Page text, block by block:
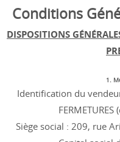
Conditions
DISPOSITIONS
1.
Identification du vendeur
Siège social : 209, rue